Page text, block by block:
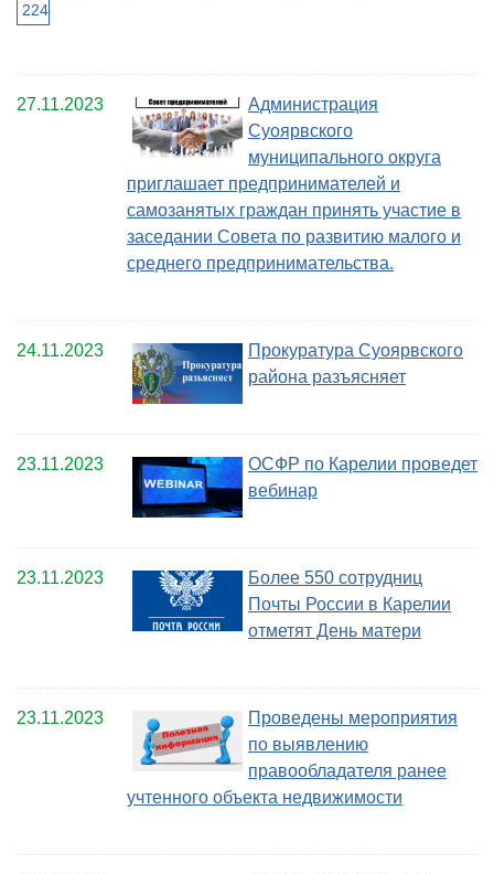
224
27.11.2023
Администрация
Суоярвского
муниципального округа
приглашает предпринимателей и
самозанятых граждан принять участие в
заседании Совета по развитию малого и
среднего предпринимательства.
24.11.2023
Прокуратура Суоярвского
района разъясняет
23.11.2023
ОСФР по Карелии проведет
вебинар
23.11.2023
Более 550 сотрудниц
Почты России в Карелии
отметят День матери
23.11.2023
Проведены мероприятия
по выявлению
правообладателя ранее
учтенного объекта недвижимости